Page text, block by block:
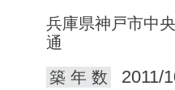
兵庫県神戸市中
通
築 年 数
2011/